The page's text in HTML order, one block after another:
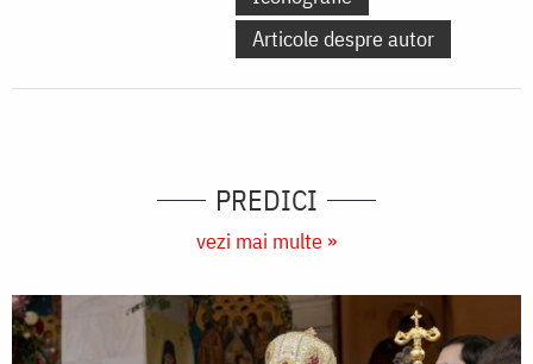
Articole despre autor
PREDICI
vezi mai multe »